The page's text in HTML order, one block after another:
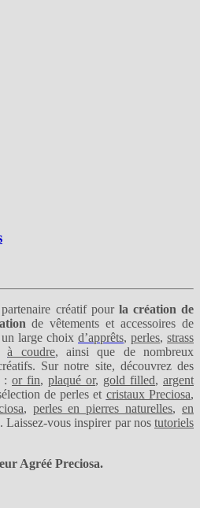
créatif pourla création de
de vêtements et accessoires de
large choix d’apprêts, perles, strass
à coudre, ainsi que de nombreux
Sur notre site, découvrez des
: or fin, plaqué or, gold filled, argent
de perles et cristaux Preciosa,
, perles en pierres naturelles, en
. Laissez-vous inspirer par nostutoriels
Agréé Preciosa.